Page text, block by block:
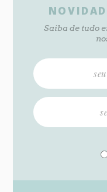
Saiba de tudo